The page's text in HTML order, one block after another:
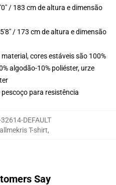
/ 183 cm de altura e dimensão
/ 173 cm de altura e dimensão
cores estáveis são 100%
algodão-10% poliéster, urze
para resistência
DEFAULT
T-shirt,
Say